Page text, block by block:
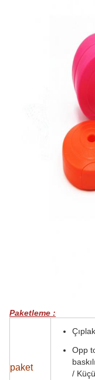
Paketleme :
paket
Opp
/